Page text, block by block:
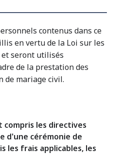
contenus dans ce
en vertu de la Loi sur les
seront utilisés
de la prestation des
de mariage civil.
compris les directives
d'une cérémonie de
les frais applicables, les